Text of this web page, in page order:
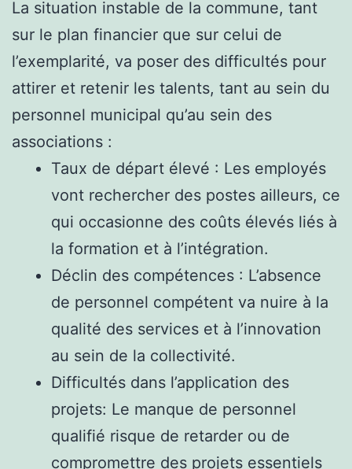
La situation instable de la commune, tant
sur le plan financier que sur celui de
l’exemplarité, va poser des difficultés pour
attirer et retenir les talents, tant au sein du
personnel municipal qu’au sein des
associations :
Taux de départ élevé : Les employés
vont rechercher des postes ailleurs, ce
qui occasionne des coûts élevés liés à
la formation et à l’intégration.
Déclin des compétences : L’absence
de personnel compétent va nuire à la
qualité des services et à l’innovation
au sein de la collectivité.
Difficultés dans l’application des
projets: Le manque de personnel
qualifié risque de retarder ou de
compromettre des projets essentiels